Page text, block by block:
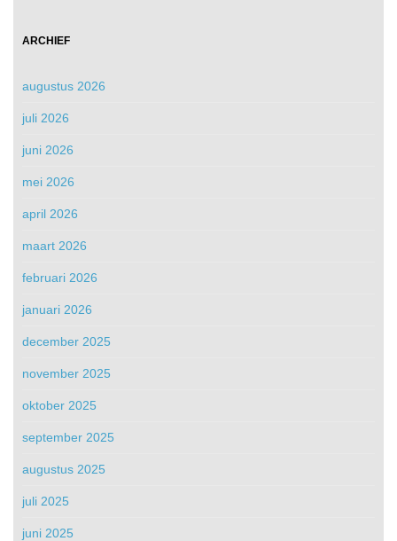
ARCHIEF
augustus 2026
juli 2026
juni 2026
mei 2026
april 2026
maart 2026
februari 2026
januari 2026
december 2025
november 2025
oktober 2025
september 2025
augustus 2025
juli 2025
juni 2025